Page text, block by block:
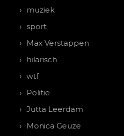
muziek
sport
Max Verstappen
hilarisch
wtf
Politie
Jutta Leerdam
Monica Geuze